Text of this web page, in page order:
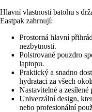
Hlavní vlastnosti batohu s
Eastpak zahrnují:
Prostorná hlavní
nezbytnosti.
Polstrované pouzdro
laptopu.
Praktický a snadno
hydrataci za všech
Nastavitelné a
Univerzální design,
nebo profesionální